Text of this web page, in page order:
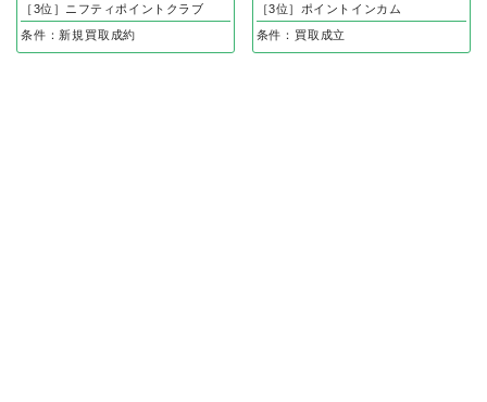
［3位］ニフティポイントクラブ
条件：新規買取成約
［3位］ポイントインカム
条件：買取成立